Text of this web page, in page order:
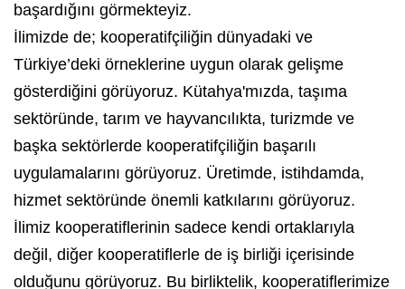
başardığını görmekteyiz.
İlimizde de; kooperatifçiliğin dünyadaki ve
Türkiye’deki örneklerine uygun olarak gelişme
gösterdiğini görüyoruz. Kütahya'mızda, taşıma
sektöründe, tarım ve hayvancılıkta, turizmde ve
başka sektörlerde kooperatifçiliğin başarılı
uygulamalarını görüyoruz. Üretimde, istihdamda,
hizmet sektöründe önemli katkılarını görüyoruz.
İlimiz kooperatiflerinin sadece kendi ortaklarıyla
değil, diğer kooperatiflerle de iş birliği içerisinde
olduğunu görüyoruz. Bu birliktelik, kooperatiflerimize